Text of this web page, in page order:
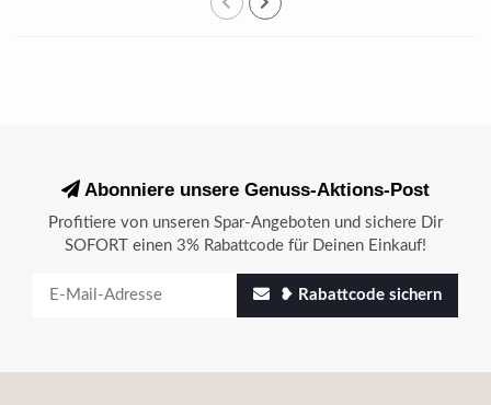
Abonniere unsere Genuss-Aktions-Post
Profitiere von unseren Spar-Angeboten und sichere Dir
SOFORT einen 3% Rabattcode für Deinen Einkauf!
❥ Rabattcode sichern